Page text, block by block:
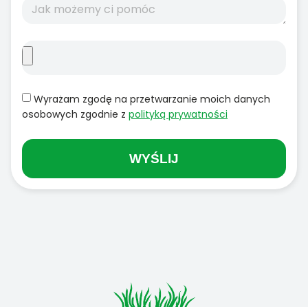
Wyrażam zgodę na przetwarzanie moich danych
osobowych zgodnie z polityką prywatności
WYŚLIJ